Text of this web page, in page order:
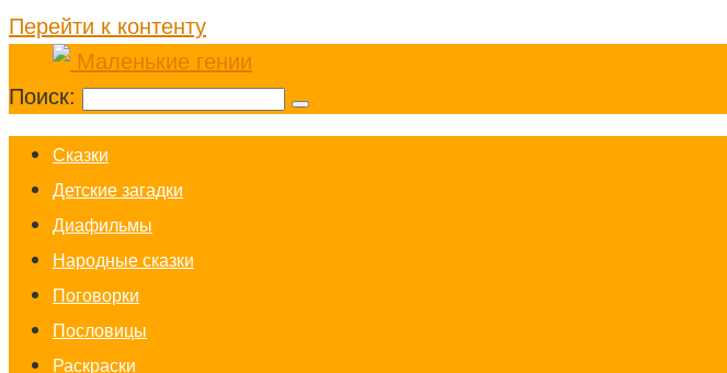
Перейти к контенту
Поиск:
Cказки
Детские загадки
Диафильмы
Народные сказки
Поговорки
Пословицы
Раскраски